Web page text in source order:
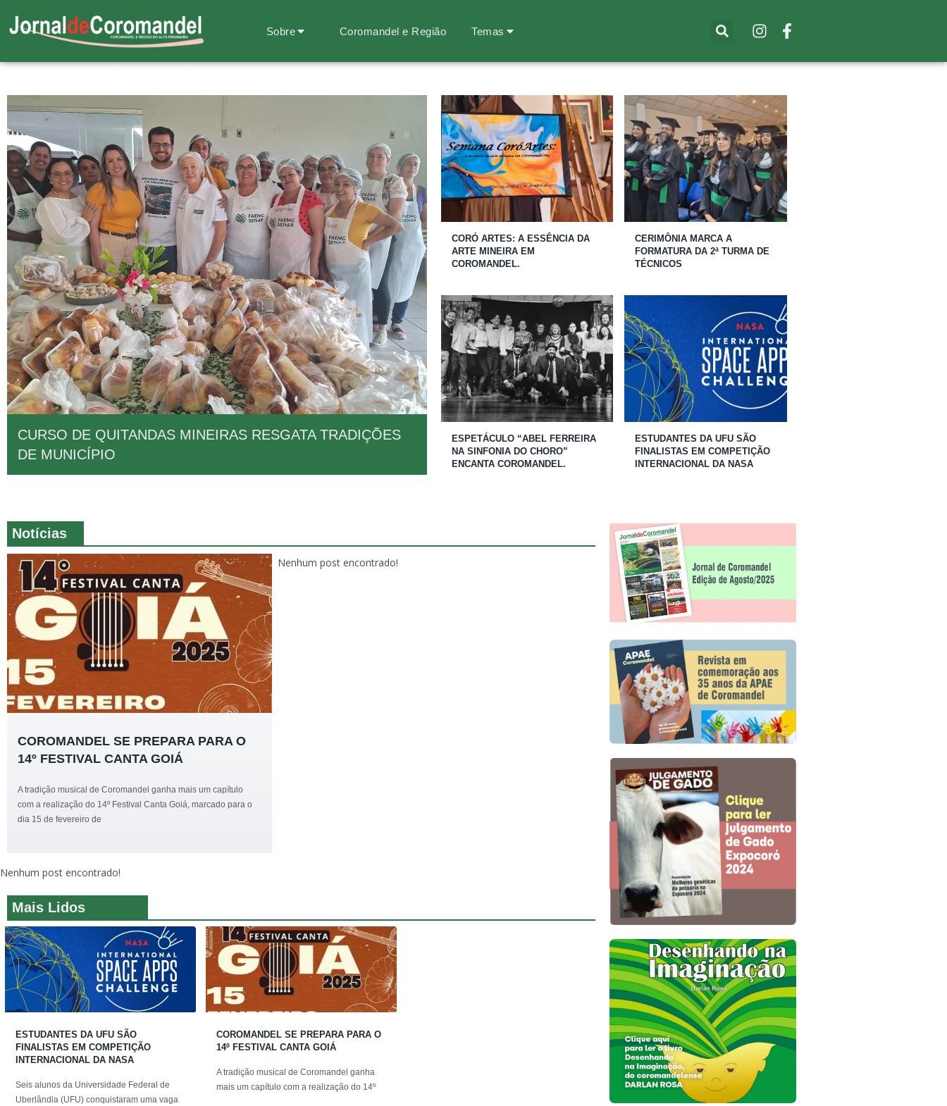
Sobre Coromandel e Região Temas
CURSO DE QUITANDAS MINEIRAS RESGATA TRADIÇÕES
DE MUNICÍPIO
CORÓ ARTES: A ESSÊNCIA DA
ARTE MINEIRA EM
COROMANDEL.
ESPETÁCULO “ABEL FERREIRA
NA SINFONIA DO CHORO”
ENCANTA COROMANDEL.
CERIMÔNIA MARCA A
FORMATURA DA 2ª TURMA DE
TÉCNICOS
ESTUDANTES DA UFU SÃO
FINALISTAS EM COMPETIÇÃO
INTERNACIONAL DA NASA
Notícias
COROMANDEL SE PREPARA PARA O
14º FESTIVAL CANTA GOIÁ
A tradição musical de Coromandel ganha mais um capítulo
com a realização do 14º Festival Canta Goiá, marcado para o
dia 15 de fevereiro de
Nenhum post encontrado!
Nenhum post encontrado!
Mais Lidos
ESTUDANTES DA UFU SÃO
FINALISTAS EM COMPETIÇÃO
INTERNACIONAL DA NASA
Seis alunos da Universidade Federal de
Uberlândia (UFU) conquistaram uma vaga
COROMANDEL SE PREPARA PARA O
14º FESTIVAL CANTA GOIÁ
A tradição musical de Coromandel ganha
mais um capítulo com a realização do 14º